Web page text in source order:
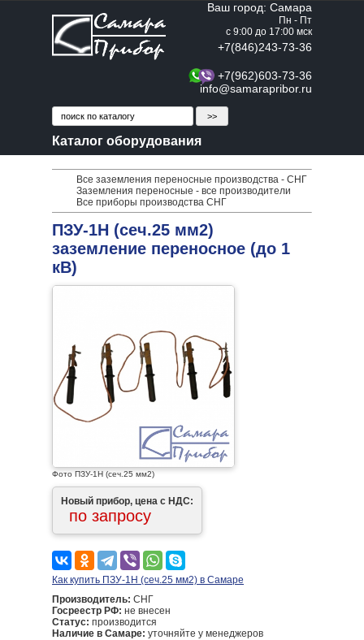
Ваш город: Самара
Пн - Пт
с 9:00 до 17:00 мск
+7(846)243-73-36
+7(962)603-73-36
info@samarapribor.ru
Каталог оборудования
Все заземления переносные производства - СНГ
Заземления переносные - все производители
Все приборы производства СНГ
ПЗУ-1Н (сеч.25 мм2)
заземление переносное (до 1
кВ)
Фото ПЗУ-1Н (сеч.25 мм2)
Новый прибор, цена с НДС:
по запросу
Как купить ПЗУ-1Н (сеч.25 мм2) в Самаре
Производитель: СНГ
Госреестр РФ: не внесен
Статус: производится
Наличие в Самаре: уточняйте у менеджеров